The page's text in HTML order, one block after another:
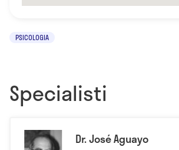
PSICOLOGIA
Specialisti
Dr. José Aguayo